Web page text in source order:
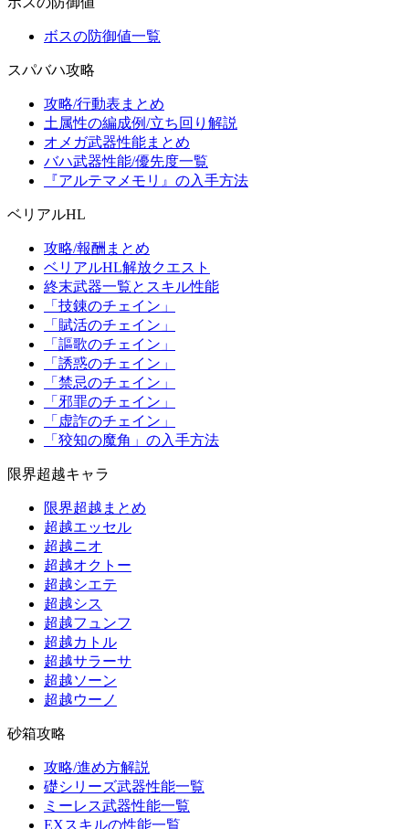
ボスの防御値一覧
スパバハ攻略
攻略/行動表まとめ
土属性の編成例/立ち回り解説
オメガ武器性能まとめ
バハ武器性能/優先度一覧
『アルテマメモリ』の入手方法
ベリアルHL
攻略/報酬まとめ
ベリアルHL解放クエスト
終末武器一覧とスキル性能
「技錬のチェイン」
「賦活のチェイン」
「謳歌のチェイン」
「誘惑のチェイン」
「禁忌のチェイン」
「邪罪のチェイン」
「虚詐のチェイン」
「狡知の魔角」の入手方法
限界超越キャラ
限界超越まとめ
超越エッセル
超越ニオ
超越オクトー
超越シエテ
超越シス
超越フュンフ
超越カトル
超越サラーサ
超越ソーン
超越ウーノ
砂箱攻略
攻略/進め方解説
礎シリーズ武器性能一覧
ミーレス武器性能一覧
EXスキルの性能一覧